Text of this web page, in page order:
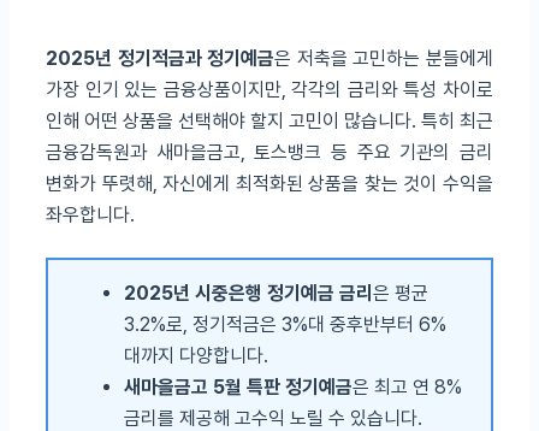
2025년 정기적금과 정기예금은 저축을 고민하는 분들에게
가장 인기 있는 금융상품이지만, 각각의 금리와 특성 차이로
인해 어떤 상품을 선택해야 할지 고민이 많습니다. 특히 최근
금융감독원과 새마을금고, 토스뱅크 등 주요 기관의 금리
변화가 뚜렷해, 자신에게 최적화된 상품을 찾는 것이 수익을
좌우합니다.
2025년 시중은행 정기예금 금리 은 평균
3.2%로, 정기적금은 3%대 중후반부터 6%
대까지 다양합니다.
새마을금고 5월 특판 정기예금은 최고 연 8%
금리를 제공해 고수익 노릴 수 있습니다.